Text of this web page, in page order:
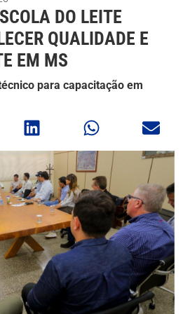
DO LEITE
QUALIDADE E
EM MS
para capacitação em